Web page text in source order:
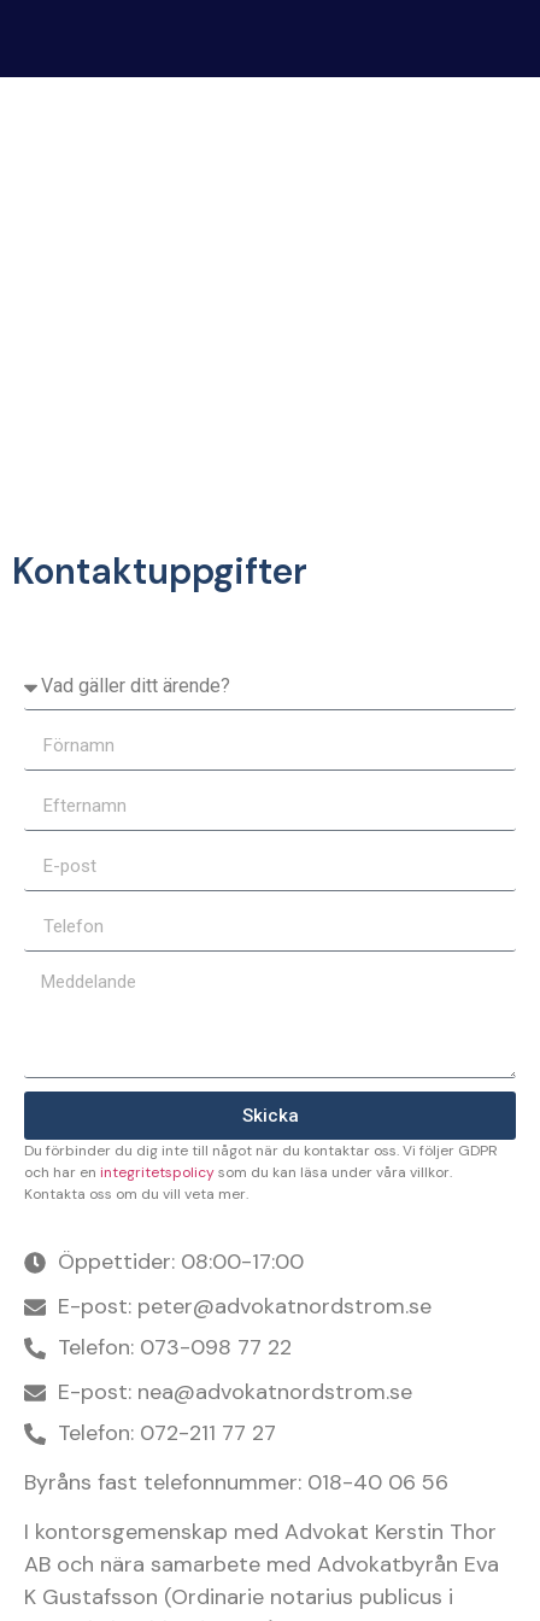
Kontaktuppgifter
Skicka
Du förbinder du dig inte till något när du kontaktar oss. Vi följer GDPR
och har en integritetspolicysom du kan läsa under våra villkor.
Kontakta oss om du vill veta mer.
Öppettider: 08:00-17:00
E-post: peter@advokatnordstrom.se
Telefon: 073-098 77 22
E-post: nea@advokatnordstrom.se
Telefon: 072-211 77 27
Byråns fast telefonnummer: 018-40 06 56
I kontorsgemenskap med Advokat Kerstin Thor
AB och nära samarbete med Advokatbyrån Eva
K Gustafsson (Ordinarie notarius publicus i